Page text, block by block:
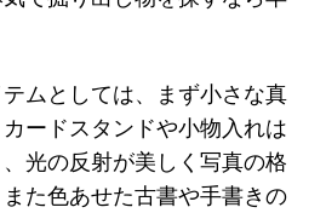
ムとしては、まず小さな真
ードスタンドや小物入れは
光の反射が美しく写真の格
た色あせた古書や手書きの